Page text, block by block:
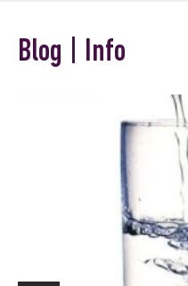
Blog | Info